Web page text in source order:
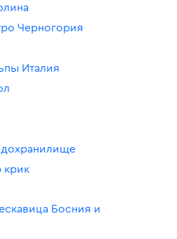
Черногория
Италия
крик
Босния и